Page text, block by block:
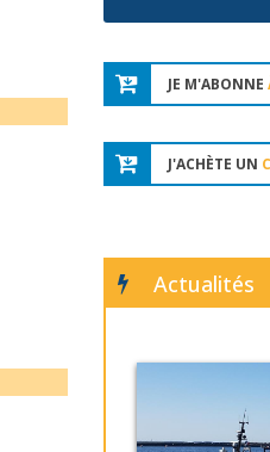
JE M'ABONNE
J'ACHÈTE UN
Actualités